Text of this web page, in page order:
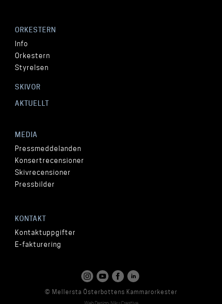
ORKESTERN
Info
Orkestern
Styrelsen
SKIVOR
AKTUELLT
MEDIA
Pressmeddelanden
Konsertrecensioner
Skivrecensioner
Pressbilder
KONTAKT
Kontaktuppgifter
E-fakturering
© Mellersta Österbottens Kammarorkester